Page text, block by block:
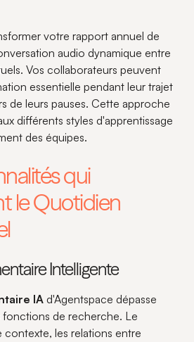
votre rapport annuel de
audio dynamique entre
Vos collaborateurs peuvent
essentielle pendant leur trajet
de leurs pauses. Cette approche
différents styles d'apprentissage
des équipes.
qui
le Quotidien
Intelligente
IA d'Agentspace dépasse
fonctions de recherche. Le
contexte, les relations entre